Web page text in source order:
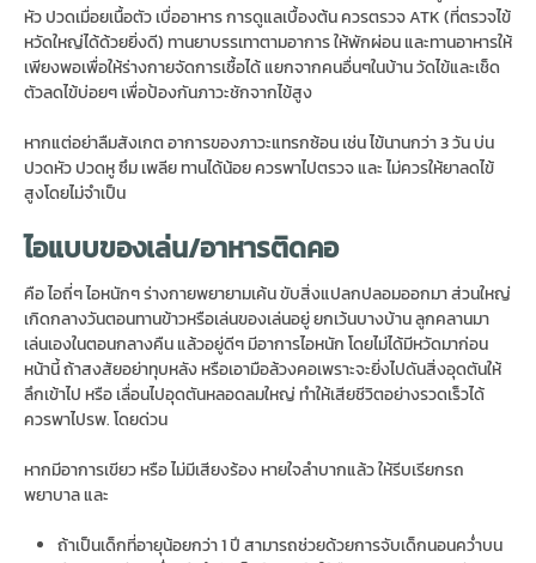
หัว ปวดเมื่อยเนื้อตัว เบื่ออาหาร การดูแลเบื้องต้น ควรตรวจ ATK (ที่ตรวจไข้
หวัดใหญ่ได้ด้วยยิ่งดี) ทานยาบรรเทาตามอาการ ให้พักผ่อน และทานอาหารให้
เพียงพอเพื่อให้ร่างกายจัดการเชื้อได้ แยกจากคนอื่นๆในบ้าน วัดไข้และเช็ด
ตัวลดไข้บ่อยๆ เพื่อป้องกันภาวะชักจากไข้สูง
หากแต่อย่าลืมสังเกต อาการของภาวะแทรกซ้อน เช่น ไข้นานกว่า 3 วัน บ่น
ปวดหัว ปวดหู ซึม เพลีย ทานได้น้อย ควรพาไปตรวจ และ ไม่ควรให้ยาลดไข้
สูงโดยไม่จำเป็น
ไอแบบของเล่น/อาหารติดคอ
คือ ไอถี่ๆ ไอหนักๆ ร่างกายพยายามเค้น ขับสิ่งแปลกปลอมออกมา ส่วนใหญ่
เกิดกลางวันตอนทานข้าวหรือเล่นของเล่นอยู่ ยกเว้นบางบ้าน ลูกคลานมา
เล่นเองในตอนกลางคืน แล้วอยู่ดีๆ มีอาการไอหนัก โดยไม่ได้มีหวัดมาก่อน
หน้านี้ ถ้าสงสัยอย่าทุบหลัง หรือเอามือล้วงคอเพราะจะยิ่งไปดันสิ่งอุดตันให้
ลึกเข้าไป หรือ เลื่อนไปอุดตันหลอดลมใหญ่ ทำให้เสียชีวิตอย่างรวดเร็วได้
ควรพาไปรพ. โดยด่วน
หากมีอาการเขียว หรือ ไม่มีเสียงร้อง หายใจลำบากแล้ว ให้รีบเรียกรถ
พยาบาล และ
ถ้าเป็นเด็กที่อายุน้อยกว่า 1 ปี สามารถช่วยด้วยการจับเด็กนอนคว่ำบน